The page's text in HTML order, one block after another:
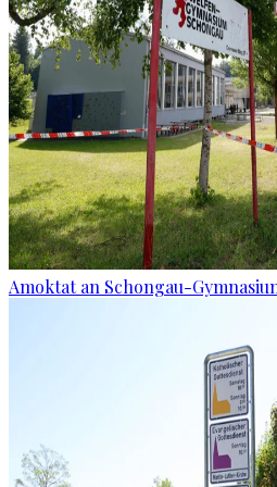
Amoktat an Schongau-